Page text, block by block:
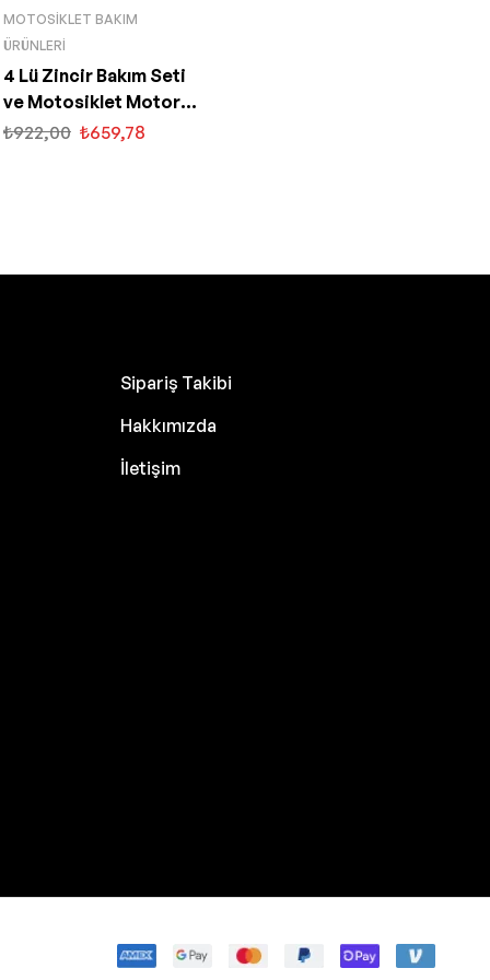
MOTOSIKLET BAKIM
ÜRÜNLERI
4 Lü Zincir Bakım Seti
ve Motosiklet Motor
Yağı
₺922,00 ₺659,78
Sipariş Takibi
Hakkımızda
İletişim